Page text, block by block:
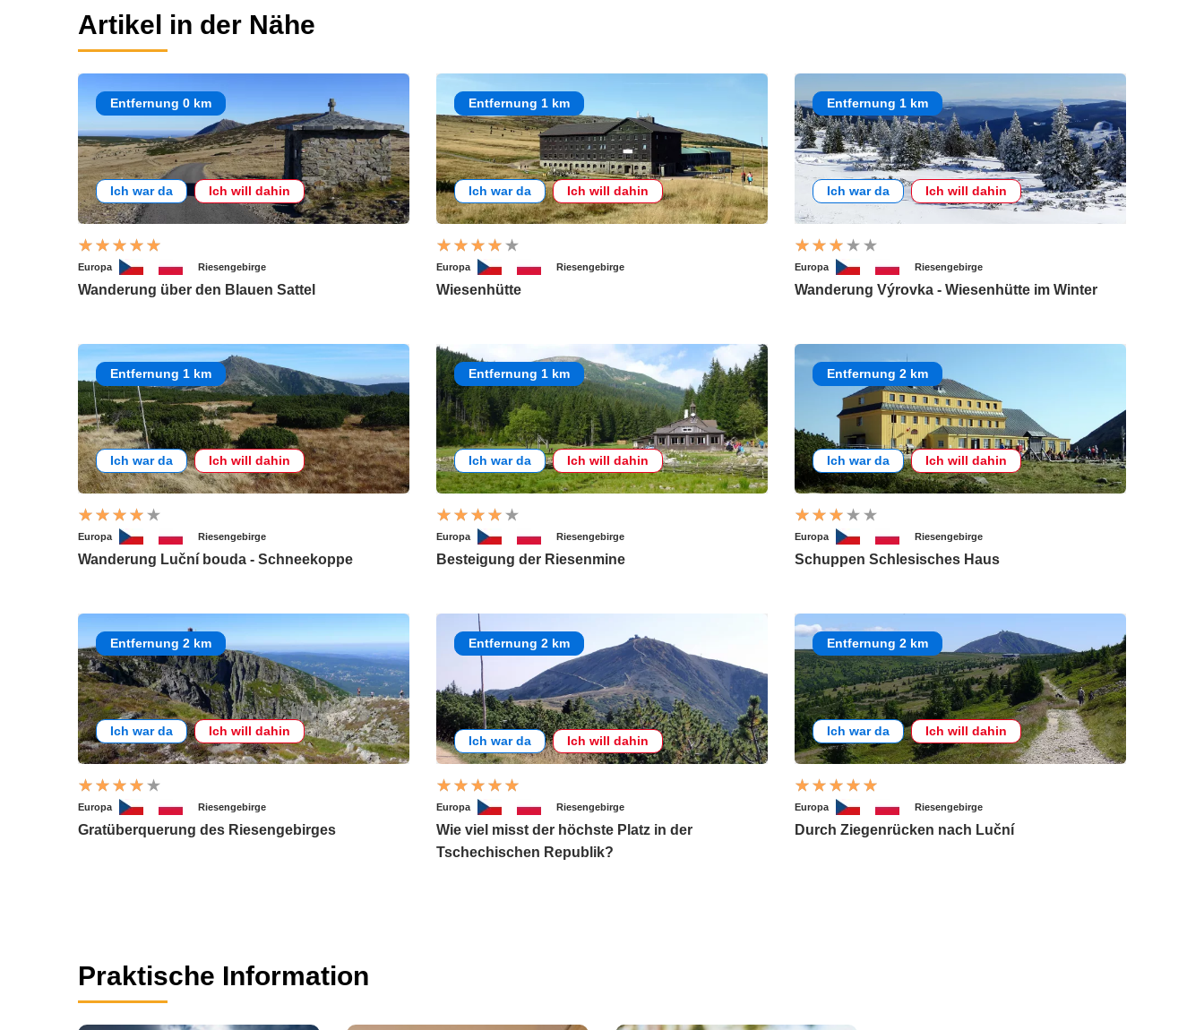
Artikel in der Nähe
Entfernung 0 km
Ich war da Ich will dahin
Europa Riesengebirge
Wanderung über den Blauen Sattel
Entfernung 1 km
Ich war da Ich will dahin
Europa Riesengebirge
Wiesenhütte
Entfernung 1 km
Ich war da Ich will dahin
Europa Riesengebirge
Wanderung Výrovka - Wiesenhütte im Winter
Entfernung 1 km
Ich war da Ich will dahin
Europa Riesengebirge
Wanderung Luční bouda - Schneekoppe
Entfernung 1 km
Ich war da Ich will dahin
Europa Riesengebirge
Besteigung der Riesenmine
Entfernung 2 km
Ich war da Ich will dahin
Europa Riesengebirge
Schuppen Schlesisches Haus
Entfernung 2 km
Ich war da Ich will dahin
Europa Riesengebirge
Gratüberquerung des Riesengebirges
Entfernung 2 km
Ich war da Ich will dahin
Europa Riesengebirge
Wie viel misst der höchste Platz in der
Tschechischen Republik?
Entfernung 2 km
Ich war da Ich will dahin
Europa Riesengebirge
Durch Ziegenrücken nach Luční
Praktische Information